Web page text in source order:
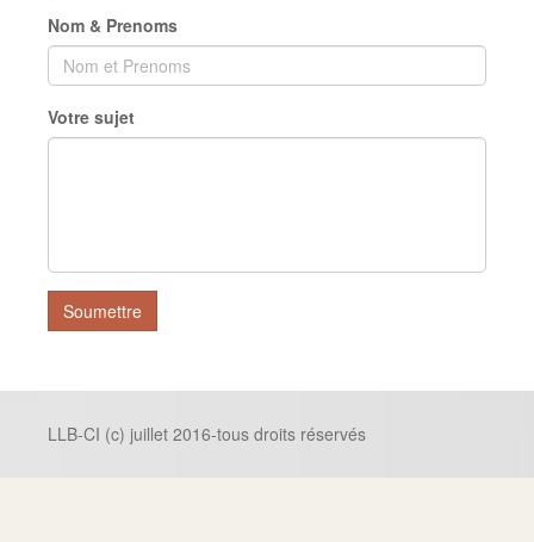
Nom & Prenoms
Votre sujet
Soumettre
LLB-CI (c) juillet 2016-tous droits réservés